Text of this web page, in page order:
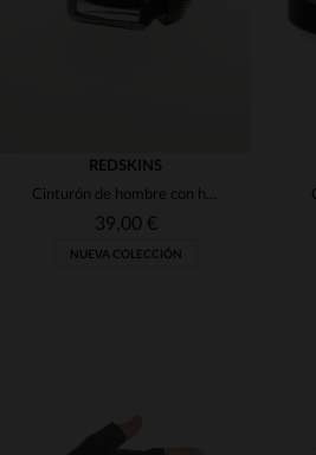
TALLAS DISPONIBLES
REDSKINS
Cinturón de hombre con hebilla negra
39,00 €
NUEVA COLECCIÓN